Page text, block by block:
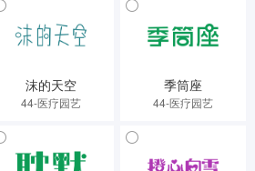
沫的天空
44-医疗园艺
季筒座
44-医疗园艺